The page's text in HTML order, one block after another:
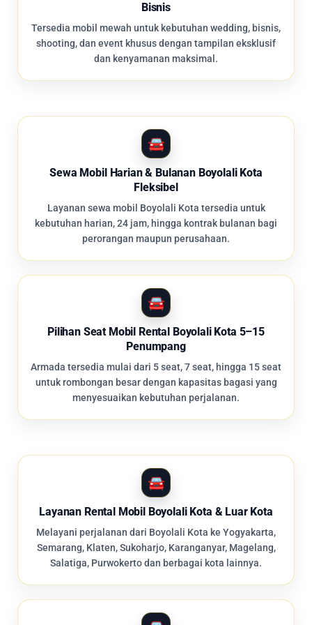
Bisnis
Tersedia mobil mewah untuk kebutuhan wedding, bisnis,
shooting, dan event khusus dengan tampilan eksklusif
dan kenyamanan maksimal.
Sewa Mobil Harian & Bulanan Boyolali Kota
Fleksibel
Layanan sewa mobil Boyolali Kota tersedia untuk
kebutuhan harian, 24 jam, hingga kontrak bulanan bagi
perorangan maupun perusahaan.
Pilihan Seat Mobil Rental Boyolali Kota 5–15
Penumpang
Armada tersedia mulai dari 5 seat, 7 seat, hingga 15 seat
untuk rombongan besar dengan kapasitas bagasi yang
menyesuaikan kebutuhan perjalanan.
Layanan Rental Mobil Boyolali Kota & Luar Kota
Melayani perjalanan dari Boyolali Kota ke Yogyakarta,
Semarang, Klaten, Sukoharjo, Karanganyar, Magelang,
Salatiga, Purwokerto dan berbagai kota lainnya.